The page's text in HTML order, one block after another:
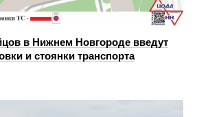
в Нижнем Новгороде введут
и стоянки транспорта